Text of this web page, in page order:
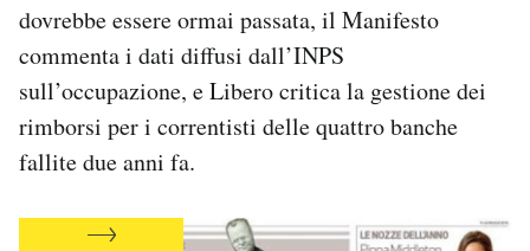
Regala il Post
Hai bisogno di aiuto?
dovrebbe essere ormai passata, il Manifesto
commenta i dati diffusi dall’INPS
sull’occupazione, e Libero critica la gestione dei
rimborsi per i correntisti delle quattro banche
fallite due anni fa.